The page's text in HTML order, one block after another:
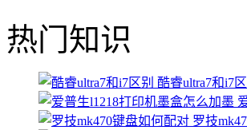
热门知识
酷睿ultra7和i7区
罗技